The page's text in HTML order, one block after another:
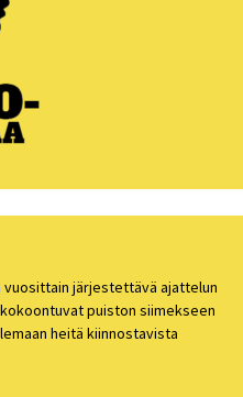
järjestettävä ajattelun
puiston siimekseen
heitä kiinnostavista